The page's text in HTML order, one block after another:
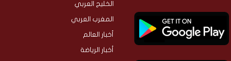
الخليج العربي
المغرب العربي
أخبار العالم
أخبار الرياضة